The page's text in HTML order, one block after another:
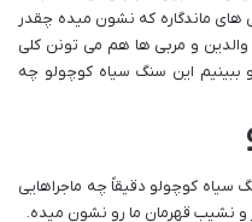
ماندگاره که نشون میده چقدر
والدین و مربی ها هم می تونن کلی
ببینیم این سنگ سیاه کوچولو چه
سیاه کوچولو دقیقاً چه ماجراهایی
نشیب قهرمان ما رو نشون میده.